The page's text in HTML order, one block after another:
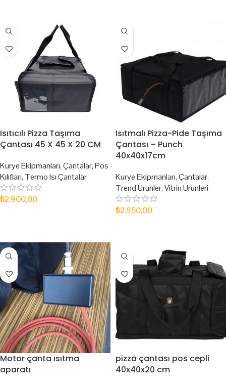
Isıtıcılı Pizza Taşıma
Çantası 45 X 45 X 20 CM
Kurye Ekipmanları,Çantalar,Pos
Kılıfları, Termo Isı Çantalar
₺2.900,00
Isıtmalı Pizza-Pide Taşıma
Çantası – Punch
40x40x17cm
Kurye Ekipmanları,Çantalar,
Trend Ürünler,Vitrin Ürünleri
₺2.950,00
Motor çanta ısıtma
aparatı
pizza çantası pos cepli
40x40x20 cm